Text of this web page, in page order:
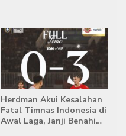
Herdman Akui Kesalahan
Fatal Timnas Indonesia di
Awal Laga, Janji Benahi